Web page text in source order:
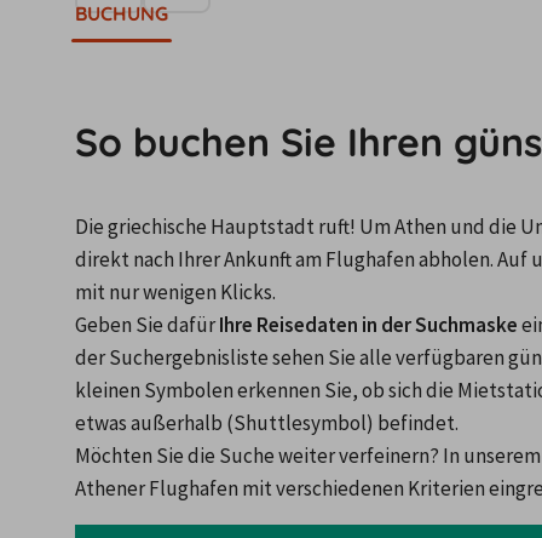
BUCHUNG
So buchen Sie Ihren
Die griechische Hauptstadt ruft! Um Athen und die
direkt nach Ihrer Ankunft am Flughafen abholen.
mit nur wenigen Klicks.
Geben Sie dafür Ihre Reisedaten in der Suchmaske
der Suchergebnisliste sehen Sie alle verfügbaren
kleinen Symbolen erkennen Sie, ob sich die
etwas außerhalb (Shuttlesymbol) befindet.
Möchten Sie die Suche weiter verfeinern? In
Athener Flughafen mit verschiedenen Kriterien